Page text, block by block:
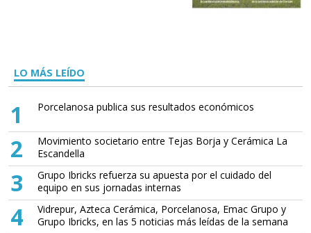
LO MÁS LEÍDO
1 Porcelanosa publica sus resultados económicos
2
Movimiento societario entre Tejas Borja y Cerámica La
Escandella
3
Grupo Ibricks refuerza su apuesta por el cuidado del
equipo en sus jornadas internas
4
Vidrepur, Azteca Cerámica, Porcelanosa, Emac Grupo y
Grupo Ibricks, en las 5 noticias más leídas de la semana